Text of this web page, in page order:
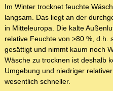
Im Winter trocknet feuchte
langsam. Das liegt an der
in Mitteleuropa. Die kalte
relative Feuchte von >80 %, d.h.
gesättigt und nimmt kaum noch
Wäsche zu trocknen ist deshalb
Umgebung und niedriger
wesentlich schneller.